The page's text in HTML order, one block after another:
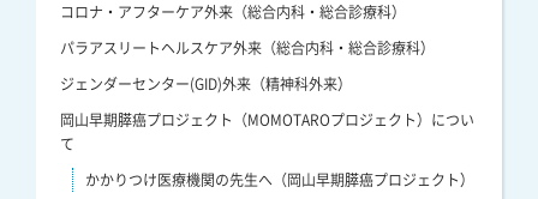
コロナ・アフターケア外来（総合内科・総合診療科）
パラアスリートヘルスケア外来（総合内科・総合診療科）
ジェンダーセンター(GID)外来（精神科外来）
岡山早期膵癌プロジェクト（MOMOTAROプロジェクト）につい
て
かかりつけ医療機関の先生へ（岡山早期膵癌プロジェクト）